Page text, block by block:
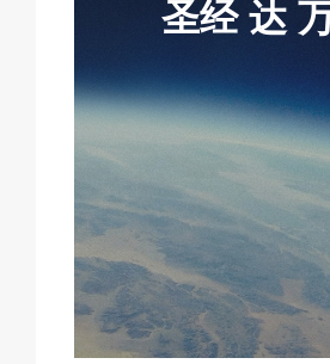
圣经达